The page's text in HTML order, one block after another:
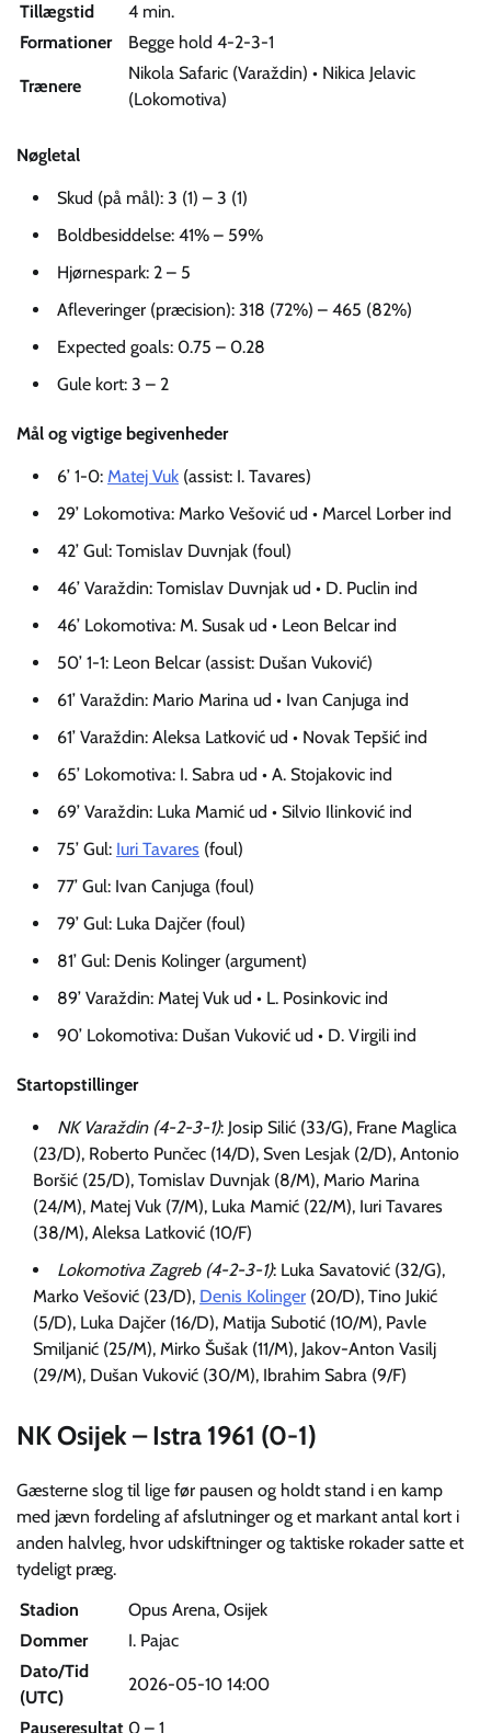
Tillægstid
4 min.
Formationer
Begge hold 4-2-3-1
Trænere
Nikola Safaric (Varaždin) • Nikica Jelavic
(Lokomotiva)
Nøgletal
Skud (på mål): 3 (1) – 3 (1)
Boldbesiddelse: 41% – 59%
Hjørnespark: 2 – 5
Afleveringer (præcision): 318 (72%) – 465 (82%)
Expected goals: 0.75 – 0.28
Gule kort: 3 – 2
Mål og vigtige begivenheder
6’ 1-0: Matej Vuk (assist: I. Tavares)
29’ Lokomotiva: Marko Vešović ud • Marcel Lorber ind
42’ Gul: Tomislav Duvnjak (foul)
46’ Varaždin: Tomislav Duvnjak ud • D. Puclin ind
46’ Lokomotiva: M. Susak ud • Leon Belcar ind
50’ 1-1: Leon Belcar (assist: Dušan Vuković)
61’ Varaždin: Mario Marina ud • Ivan Canjuga ind
61’ Varaždin: Aleksa Latković ud • Novak Tepšić ind
65’ Lokomotiva: I. Sabra ud • A. Stojakovic ind
69’ Varaždin: Luka Mamić ud • Silvio Ilinković ind
75’ Gul: Iuri Tavares (foul)
77’ Gul: Ivan Canjuga (foul)
79’ Gul: Luka Dajčer (foul)
81’ Gul: Denis Kolinger (argument)
89’ Varaždin: Matej Vuk ud • L. Posinkovic ind
90’ Lokomotiva: Dušan Vuković ud • D. Virgili ind
Startopstillinger
NK Varaždin (4-2-3-1): Josip Silić (33/G), Frane Maglica
(23/D), Roberto Punčec (14/D), Sven Lesjak (2/D), Antonio
Boršić (25/D), Tomislav Duvnjak (8/M), Mario Marina
(24/M), Matej Vuk (7/M), Luka Mamić (22/M), Iuri Tavares
(38/M), Aleksa Latković (10/F)
Lokomotiva Zagreb (4-2-3-1): Luka Savatović (32/G),
Marko Vešović (23/D), Denis Kolinger (20/D), Tino Jukić
(5/D), Luka Dajčer (16/D), Matija Subotić (10/M), Pavle
Smiljanić (25/M), Mirko Šušak (11/M), Jakov-Anton Vasilj
(29/M), Dušan Vuković (30/M), Ibrahim Sabra (9/F)
NK Osijek – Istra 1961 (0-1)
Gæsterne slog til lige før pausen og holdt stand i en kamp
med jævn fordeling af afslutninger og et markant antal kort i
anden halvleg, hvor udskiftninger og taktiske rokader satte et
tydeligt præg.
Stadion
Opus Arena, Osijek
Dommer
I. Pajac
Dato/Tid
(UTC)
2026-05-10 14:00
Pauseresultat 0 – 1